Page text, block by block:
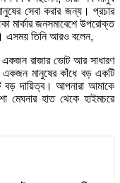
সেবা করার জন্য। প্রচার
মার্কার জনসমাবেশে উপরোক্ত
এসময় তিনি আরও বলেন,
রাজার ভোট আর সাধারণ
মানুষের কাঁধে বড় একটি
বড় দায়িত্ব। আপনারা আমাকে
মেঘনার হাত থেকে হাইমচরে